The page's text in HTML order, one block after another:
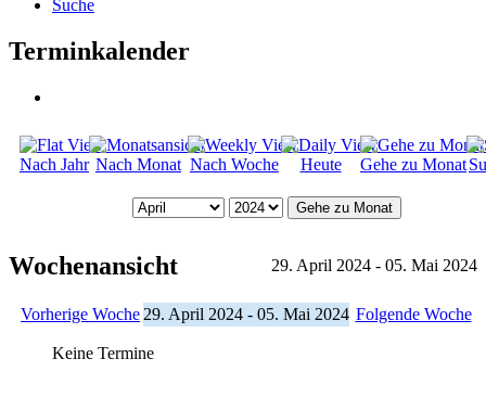
Suche
Terminkalender
Nach Jahr Nach Monat Nach Woche Heute Gehe zu Monat
Gehe zu Monat
Wochenansicht 29. April 2024 - 05. Mai 2024
Vorherige Woche 29. April 2024 - 05. Mai 2024 Folgende Woche
Keine Termine